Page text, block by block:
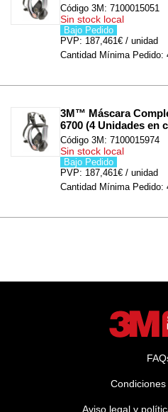
Código 3M: 7100015051
Sin stock local
Bajo Pedido
PVP: 187,461€ / unidad
Cantidad Mínima Pedido:
3M™ Máscara
6700 (4 Unidades en
Código 3M: 7100015974
Sin stock local
Bajo Pedido
PVP: 187,461€ / unidad
Cantidad Mínima Pedido:
Aviso legal y